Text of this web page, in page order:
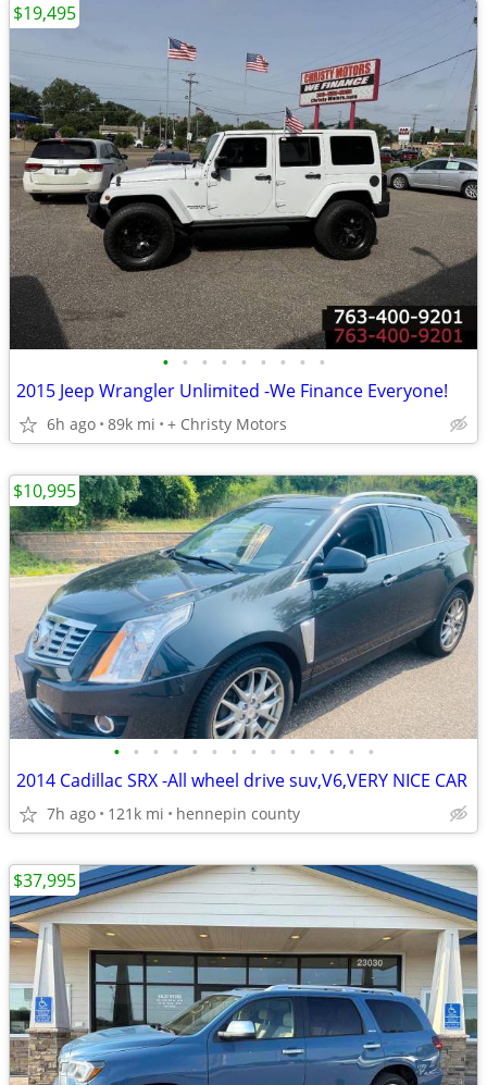
• • • • • • • • •
2015 Jeep Wrangler Unlimited -We Finance Everyone!
6h ago 89k mi + Christy Motors
$19,495
• • • • • • • • • • • • • •
2014 Cadillac SRX -All wheel drive suv,V6,VERY NICE CAR
7h ago 121k mi hennepin county
$10,995
$37,995